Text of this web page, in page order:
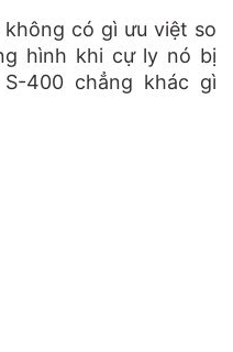
có gì ưu việt so
hình khi cự ly nó bị
400 chẳng khác gì